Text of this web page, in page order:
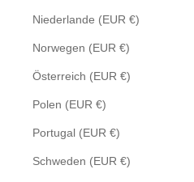
Niederlande (EUR €)
Norwegen (EUR €)
Österreich (EUR €)
Polen (EUR €)
Portugal (EUR €)
Schweden (EUR €)